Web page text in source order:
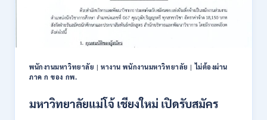
/
ปวส.
ป.ตรี
สาขา
สมัคร
ONLINE
พนักงานมหาวิทยาลัย |หางาน พนักงานมหาวิทยาลัย |ไม่ต้องผ่าน
ภาค ก ของ กพ.
มหาวิทยาลัยแม่โจ้ เชียงใหม่ เปิดรับสมัคร